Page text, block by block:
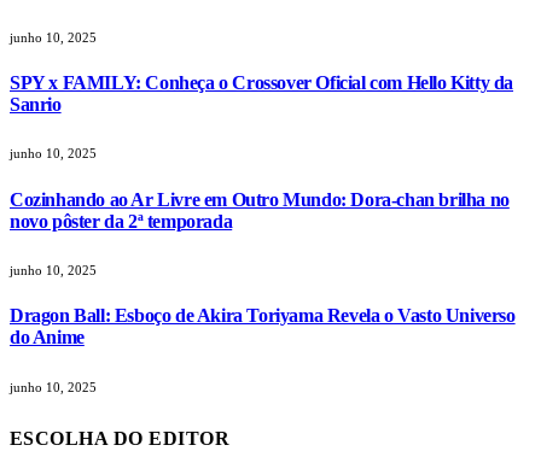
junho 10, 2025
SPY x FAMILY: Conheça o Crossover Oficial com Hello Kitty da
Sanrio
junho 10, 2025
Cozinhando ao Ar Livre em Outro Mundo: Dora-chan brilha no
novo pôster da 2ª temporada
junho 10, 2025
Dragon Ball: Esboço de Akira Toriyama Revela o Vasto Universo
do Anime
junho 10, 2025
ESCOLHA DO EDITOR